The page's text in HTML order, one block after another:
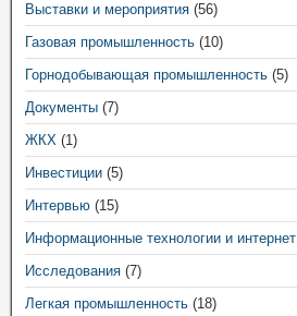
Выставки и мероприятия (56)
Газовая промышленность (10)
Горнодобывающая промышленность (5)
Документы (7)
ЖКХ (1)
Инвестиции (5)
Интервью (15)
Информационные технологии и интернет
Исследования (7)
Легкая промышленность (18)